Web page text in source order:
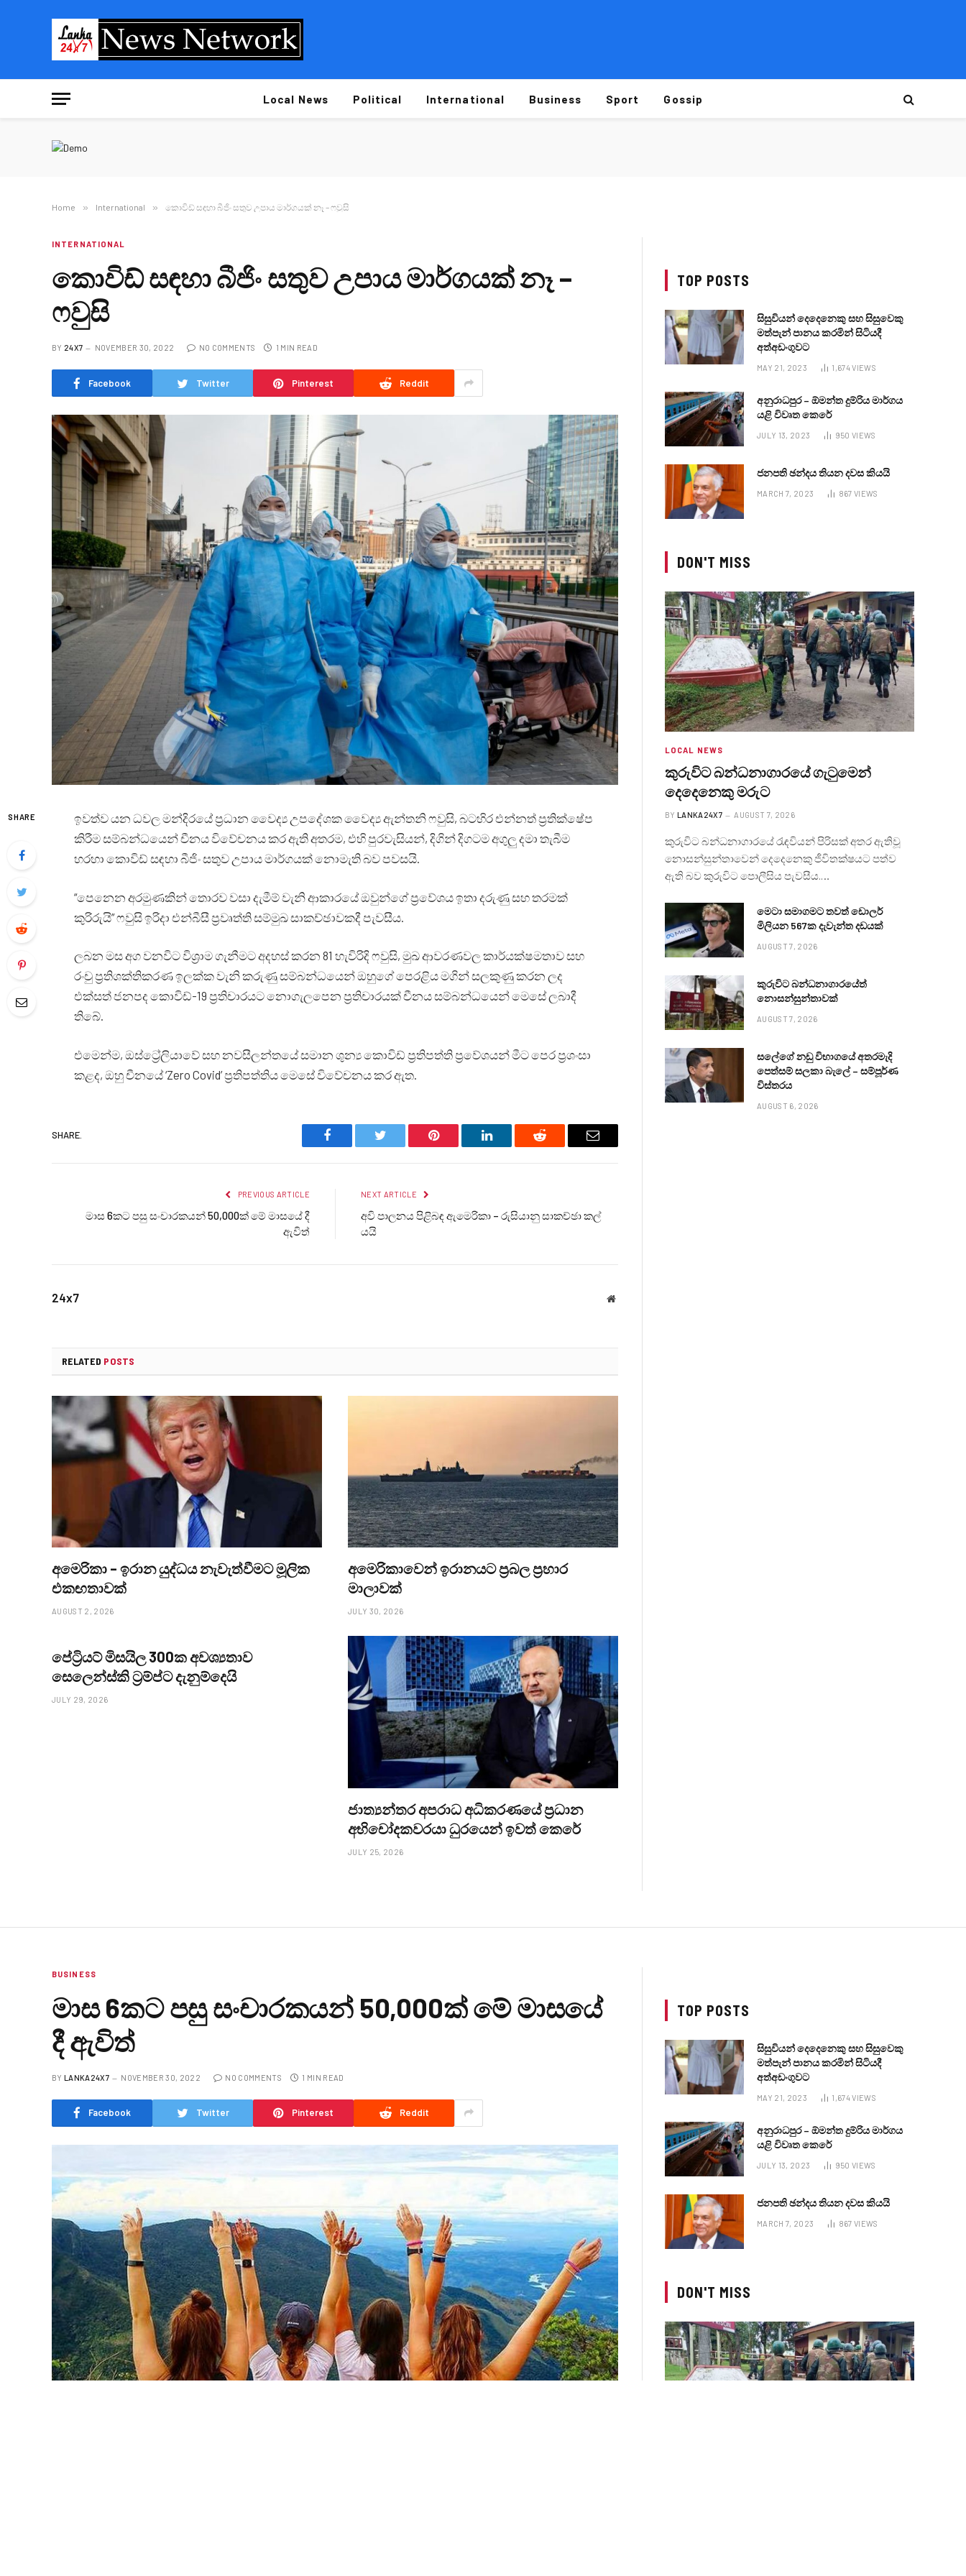
Local News Political International Business Sport Gossip
Home » International » කොවිඩ් සඳහා බීජිං සතුව උපාය මාර්ගයක් නෑ – ෆවුසි
INTERNATIONAL
කොවිඩ් සඳහා බීජිං සතුව උපාය මාර්ගයක් නෑ –
ෆවුසි
BY 24X7 NOVEMBER 30, 2022 NO COMMENTS 1 MIN READ
Facebook Twitter Pinterest Reddit
SHARE
ඉවත්ව යන ධවල මන්දිරයේ ප්‍රධාන වෛද්‍ය උපදේශක වෛද්‍ය ඇන්තනි ෆවුසි, බටහිර එන්නත් ප්‍රතික්ෂේප
කිරීම සම්බන්ධයෙන් චීනය විවේචනය කර ඇති අතරම, එහි පුරවැසියන්, දිගින් දිගටම අගුලු දමා තැබීම
හරහා කොවිඩ් සඳහා බීජිං සතුව උපාය මාර්ගයක් නොමැති බව පවසයි.
“පෙනෙන අරමුණකින් තොරව වසා දැමීම් වැනි ආකාරයේ ඔවුන්ගේ ප්‍රවේශය ඉතා දරුණු සහ තරමක්
කුරිරුයි” ෆවුසි ඉරිදා එන්බීසී ප්‍රවෘත්ති සම්මුඛ සාකච්ඡාවකදී පැවසීය.
ලබන මස අග වනවිට විශ්‍රාම ගැනීමට අදහස් කරන 81 හැවිරිදි ෆවුසි, මුඛ ආවරණවල කාර්යක්ෂමතාව සහ
රංචු ප්‍රතිශක්තිකරණ ඉලක්ක වැනි කරුණු සම්බන්ධයෙන් ඔහුගේ පෙරළිය මගින් සලකුණු කරන ලද
එක්සත් ජනපද කොවිඩ්-19 ප්‍රතිචාරයට නොගැලපෙන ප්‍රතිචාරයක් චීනය සම්බන්ධයෙන් මෙසේ ලබාදී
තිබේ.
එමෙන්ම, ඔස්ට්‍රේලියාවේ සහ නවසීලන්තයේ සමාන ශුන්‍ය කොවිඩ් ප්‍රතිපත්ති ප්‍රවේශයන් මීට පෙර ප්‍රශංසා
කළද, ඔහු චීනයේ ‘Zero Covid’ ප්‍රතිපත්තිය මෙසේ විවේචනය කර ඇත.
SHARE.
Facebook Twitter Pinterest LinkedIn Reddit Email
PREVIOUS ARTICLE
මාස 6කට පසු සංචාරකයන් 50,000ක් මේ මාසයේ දී
ඇවිත්
NEXT ARTICLE
අවි පාලනය පිළිබඳ ඇමෙරිකා – රුසියානු සාකච්ඡා කල්
යයි
24x7 Website
RELATED POSTS
අමෙරිකා – ඉරාන යුද්ධය නැවැත්වීමට මූලික
එකඟතාවක්
AUGUST 2, 2026
අමෙරිකාවෙන් ඉරානයට ප්‍රබල ප්‍රහාර
මාලාවක්
JULY 30, 2026
පේට්‍රියට් මිසයිල 300ක අවශ්‍යතාව
සෙලෙන්ස්කි ට්‍රම්ප්ට දැනුම්දෙය‍ි
JULY 29, 2026
ජාත්‍යන්තර අපරාධ අධිකරණයේ ප්‍රධාන
අභිචෝදකවරයා ධුරයෙන් ඉවත් කෙරේ
JULY 25, 2026
TOP POSTS
සිසුවියන් දෙදෙනෙකු සහ සිසුවෙකු
මත්පැන් පානය කරමින් සිටියදී
අත්අඩංගුවට
MAY 21, 2023 1,674VIEWS
අනුරාධපුර – ඕමන්ත දුම්රිය මාර්ගය
යළි විවෘත කෙරේ
JULY 13, 2023 950 VIEWS
ජනපති ඡන්දය තියන දවස කියයි
MARCH 7, 2023 867 VIEWS
DON'T MISS
LOCAL NEWS
කුරුවිට බන්ධනාගාරයේ ගැටුමෙන්
දෙදෙනෙකු මරුට
BY LANKA24X7 AUGUST 7, 2026
කුරුවිට බන්ධනාගාරයේ රැඳවියන් පිරිසක් අතර ඇතිවූ
නොසන්සුන්තාවෙන් දෙදෙනෙකු ජීවිතක්ෂයට පත්ව
ඇති බව කුරුවිට පොලීසිය පැවසීය.…
මෙටා සමාගමට තවත් ඩොලර්
මිලියන 567ක දැවැන්ත දඩයක්
AUGUST 7, 2026
කුරුවිට බන්ධනාගාරයේත්
නොසන්සුන්තාවක්
AUGUST 7, 2026
සලේගේ නඩු විභාගයේ අතරමැදි
පෙත්සම් සලකා බැලේ – සම්පූර්ණ
විස්තරය
AUGUST 6, 2026
BUSINESS
මාස 6කට පසු සංචාරකයන් 50,000ක් මේ මාසයේ
දී ඇවිත්
BY LANKA24X7 NOVEMBER 30, 2022 NO COMMENTS 1 MIN READ
Facebook Twitter Pinterest Reddit
TOP POSTS
සිසුවියන් දෙදෙනෙකු සහ සිසුවෙකු
මත්පැන් පානය කරමින් සිටියදී
අත්අඩංගුවට
MAY 21, 2023 1,674VIEWS
අනුරාධපුර – ඕමන්ත දුම්රිය මාර්ගය
යළි විවෘත කෙරේ
JULY 13, 2023 950 VIEWS
ජනපති ඡන්දය තියන දවස කියයි
MARCH 7, 2023 867 VIEWS
DON'T MISS